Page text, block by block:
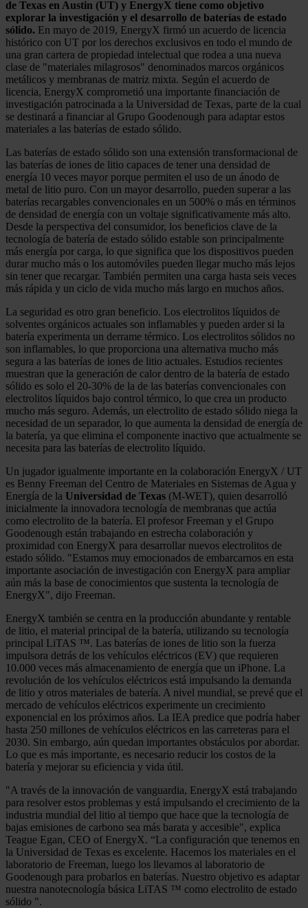
de Texas en Austin (UT) y EnergyX tiene como objetivo
explorar la investigación y el desarrollo de baterías de estado
sólido. En mayo de 2019, EnergyX firmó un acuerdo de licencia
histórico con UT por los derechos exclusivos en todo el mundo de
una gran cartera de propiedad intelectual que rodea a una nueva
clase de "materiales milagrosos" denominados marcos orgánicos
metálicos y membranas de matriz mixta. Según el acuerdo de
licencia, EnergyX comprometió una importante financiación de
investigación patrocinada a la Universidad de Texas, parte de la cual
se destinará a financiar al Grupo Goodenough para adaptar estos
materiales a las baterías de estado sólido.
Las baterías de estado sólido son una extensión transformacional de
las baterías de iones de litio capaces de tener una densidad de
energía 10 veces mayor porque permiten el uso de un ánodo de
metal de litio puro. Con un mayor desarrollo, pueden superar a las
baterías recargables convencionales en un 500% o más en términos
de densidad de energía con un voltaje significativamente más alto.
Desde la perspectiva del consumidor, los beneficios clave de la
tecnología de batería de estado sólido estable son principalmente
más energía por carga, lo que significa que los dispositivos pueden
durar mucho más o los automóviles pueden llegar mucho más lejos
sin tener que recargar. También permiten una carga hasta seis veces
más rápida y un ciclo de vida mucho más largo en muchos años.
La seguridad es otro gran beneficio. Los electrolitos líquidos de
solventes orgánicos actuales son inflamables y pueden arder si la
batería experimenta un derrame térmico. Los electrolitos sólidos no
son inflamables, lo que proporciona una alternativa mucho más
segura a las baterías de iones de litio actuales. Estudios recientes
muestran que la generación de calor dentro de la batería de estado
sólido es solo el 20-30% de la de las baterías convencionales con
electrolitos líquidos bajo control térmico, lo que crea un producto
mucho más seguro. Además, un electrolito de estado sólido niega la
necesidad de un separador, lo que aumenta la densidad de energía de
la batería, ya que elimina el componente inactivo que actualmente se
necesita para las baterías de electrolito líquido.
Un jugador igualmente importante en la colaboración EnergyX / UT
es Benny Freeman del Centro de Materiales en Sistemas de Agua y
Energía de la Universidad de Texas (M-WET), quien desarrolló
inicialmente la innovadora tecnología de membranas que actúa
como electrolito de la batería. El profesor Freeman y el Grupo
Goodenough están trabajando en estrecha colaboración y
proximidad con EnergyX para desarrollar nuevos electrolitos de
estado sólido. "Estamos muy emocionados de embarcarnos en esta
importante asociación de investigación con EnergyX para ampliar
aún más la base de conocimientos que sustenta la tecnología de
EnergyX", dijo Freeman.
EnergyX también se centra en la producción abundante y rentable
de litio, el material principal de la batería, utilizando su tecnología
principal LiTAS ™. Las baterías de iones de litio son la fuerza
impulsora detrás de los vehículos eléctricos (EV) que requieren
10.000 veces más almacenamiento de energía que un iPhone. La
revolución de los vehículos eléctricos está impulsando la demanda
de litio y otros materiales de batería. A nivel mundial, se prevé que el
mercado de vehículos eléctricos experimente un crecimiento
exponencial en los próximos años. La IEA predice que podría haber
hasta 250 millones de vehículos eléctricos en las carreteras para el
2030. Sin embargo, aún quedan importantes obstáculos por abordar.
Lo que es más importante, es necesario reducir los costos de la
batería y mejorar su eficiencia y vida útil.
"A través de la innovación de vanguardia, EnergyX está trabajando
para resolver estos problemas y está impulsando el crecimiento de la
industria mundial del litio al tiempo que hace que la tecnología de
bajas emisiones de carbono sea más barata y accesible", explica
Teague Egan, CEO of EnergyX. “La configuración que tenemos en
la Universidad de Texas es excelente. Hacemos los materiales en el
laboratorio de Freeman, luego los llevamos al laboratorio de
Goodenough para probarlos en baterías. Nuestro objetivo es adaptar
nuestra nanotecnología básica LiTAS ™ como electrolito de estado
sólido ".